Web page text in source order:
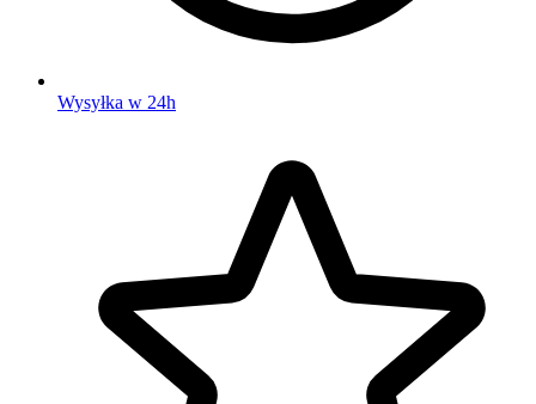
Wysyłka w 24h